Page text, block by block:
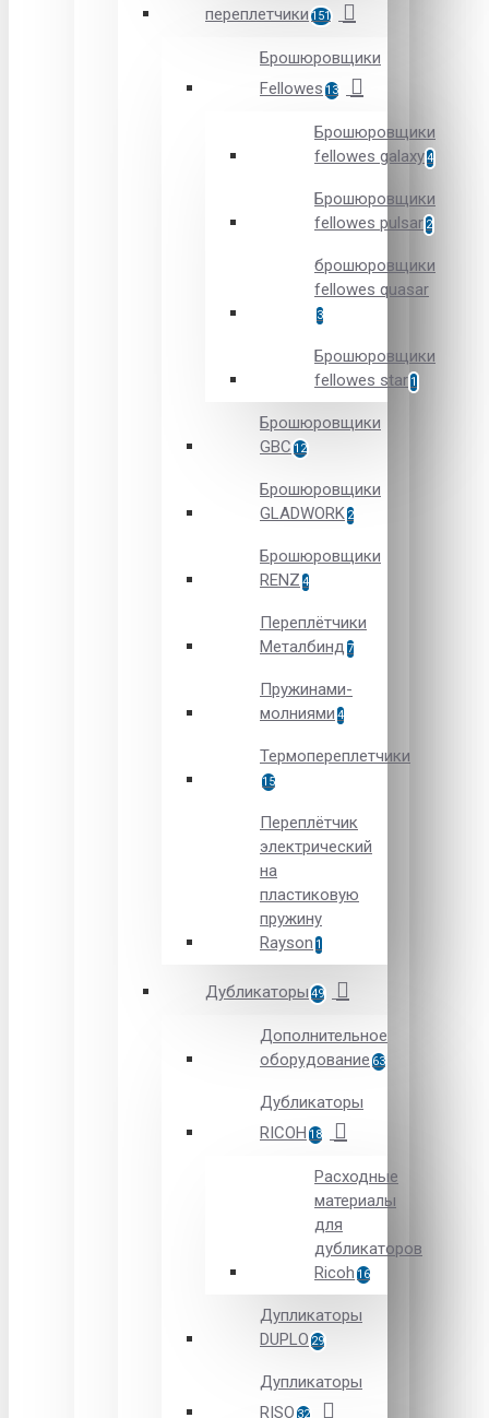
переплетчики 151
Брошюровщики
Fellowes 13
Брошюровщики
fellowes galaxy4
Брошюровщики
fellowes pulsar 2
брошюровщики
fellowes quasar
3
Брошюровщики
fellowes star 1
Брошюровщики
GBC 12
Брошюровщики
GLADWORK 2
Брошюровщики
RENZ 4
Переплётчики
Металбинд 7
Пружинами-
молниями 4
Термопереплетчики
15
Переплётчик
электрический
на
пластиковую
пружину
Rayson 1
Дубликаторы 49
Дополнительное
оборудование 63
Дубликаторы
RICOH 18
Расходные
материалы
для
дубликаторов
Ricoh 16
Дупликаторы
DUPLO 29
Дупликаторы
RISO 32